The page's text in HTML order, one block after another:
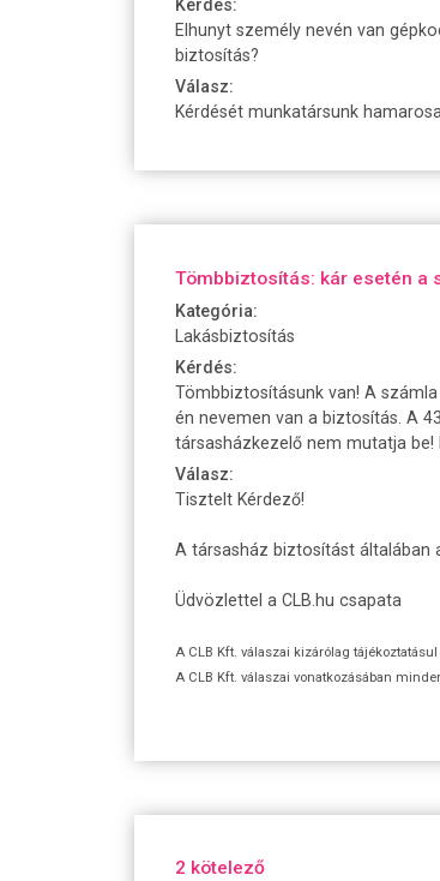
Kérdés:
Elhunyt személy nevén van
biztosítás?
Válasz:
Kérdését munkatársunk
Tömbbiztosítás: kár esetén a
Kategória:
Lakásbiztosítás
Kérdés:
Tömbbiztosításunk van! A
én nevemen van a biztosítás. A
társasházkezelő nem mutatja be!
Válasz:
Tisztelt Kérdező!
A társasház biztosítást általában
Üdvözlettel a CLB.hu csapata
A CLB Kft. válaszai kizárólag
A CLB Kft. válaszai vonatkozásában
2 kötelező